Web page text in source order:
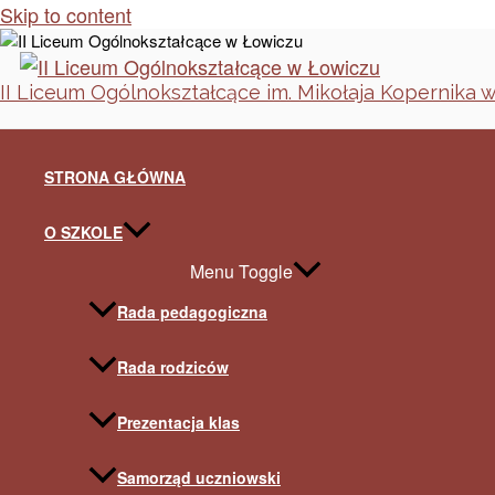
Skip to content
II Liceum Ogólnokształcące im. Mikołaja Kopernika
STRONA GŁÓWNA
O SZKOLE
Menu Toggle
Rada pedagogiczna
Rada rodziców
Prezentacja klas
Samorząd uczniowski